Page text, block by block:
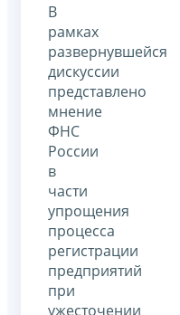
В
рамках
развернувшейся
дискуссии
представлено
мнение
ФНС
России
в
части
упрощения
процесса
регистрации
предприятий
при
ужесточении